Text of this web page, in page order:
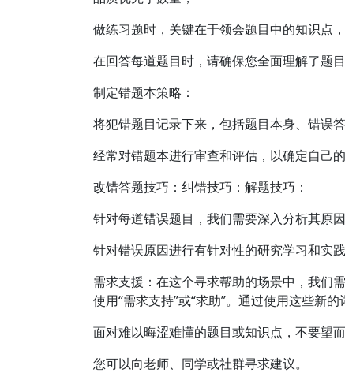
做练习题时，关键在于领会题目中的知识点，
在回答每道题目时，请确保您全面理解了题
制定错题本策略：
将犯错题目记录下来，包括题目本身、错误答
经常对错题本进行审查和评估，以确定自己的
改错答题技巧：纠错技巧：解题技巧：
针对每道错误题目，我们需要深入分析其原
针对错误原因进行有针对性的研究学习和实践
需求支援：在这个寻求帮助的场景中，我们
使用“需求支持”或“求助”。通过使用这些新
面对难以晦涩难懂的题目或知识点，不要望
您可以向老师、同学或社群寻求建议。